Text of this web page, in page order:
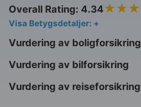
Overall Rating: 4.34
Visa Betygsdetaljer: +
Vurdering av boligforsikring
Vurdering av bilforsikring
Vurdering av reiseforsikring